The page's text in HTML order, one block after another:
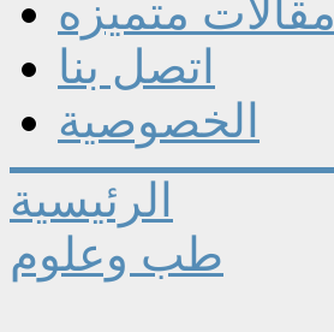
مقالات متميزه
اتصل بنا
الخصوصية
الرئيسية
طب وعلوم